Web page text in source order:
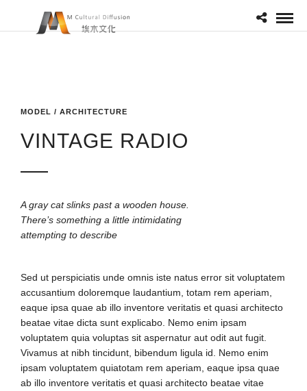
MODEL / ARCHITECTURE
VINTAGE RADIO
A gray cat slinks past a wooden house.
There’s something a little intimidating
attempting to describe
Sed ut perspiciatis unde omnis iste natus error sit voluptatem
accusantium doloremque laudantium, totam rem aperiam,
eaque ipsa quae ab illo inventore veritatis et quasi architecto
beatae vitae dicta sunt explicabo. Nemo enim ipsam
voluptatem quia voluptas sit aspernatur aut odit aut fugit.
Vivamus at nibh tincidunt, bibendum ligula id. Nemo enim
ipsam voluptatem quiatotam rem aperiam, eaque ipsa quae
ab illo inventore veritatis et quasi architecto beatae vitae